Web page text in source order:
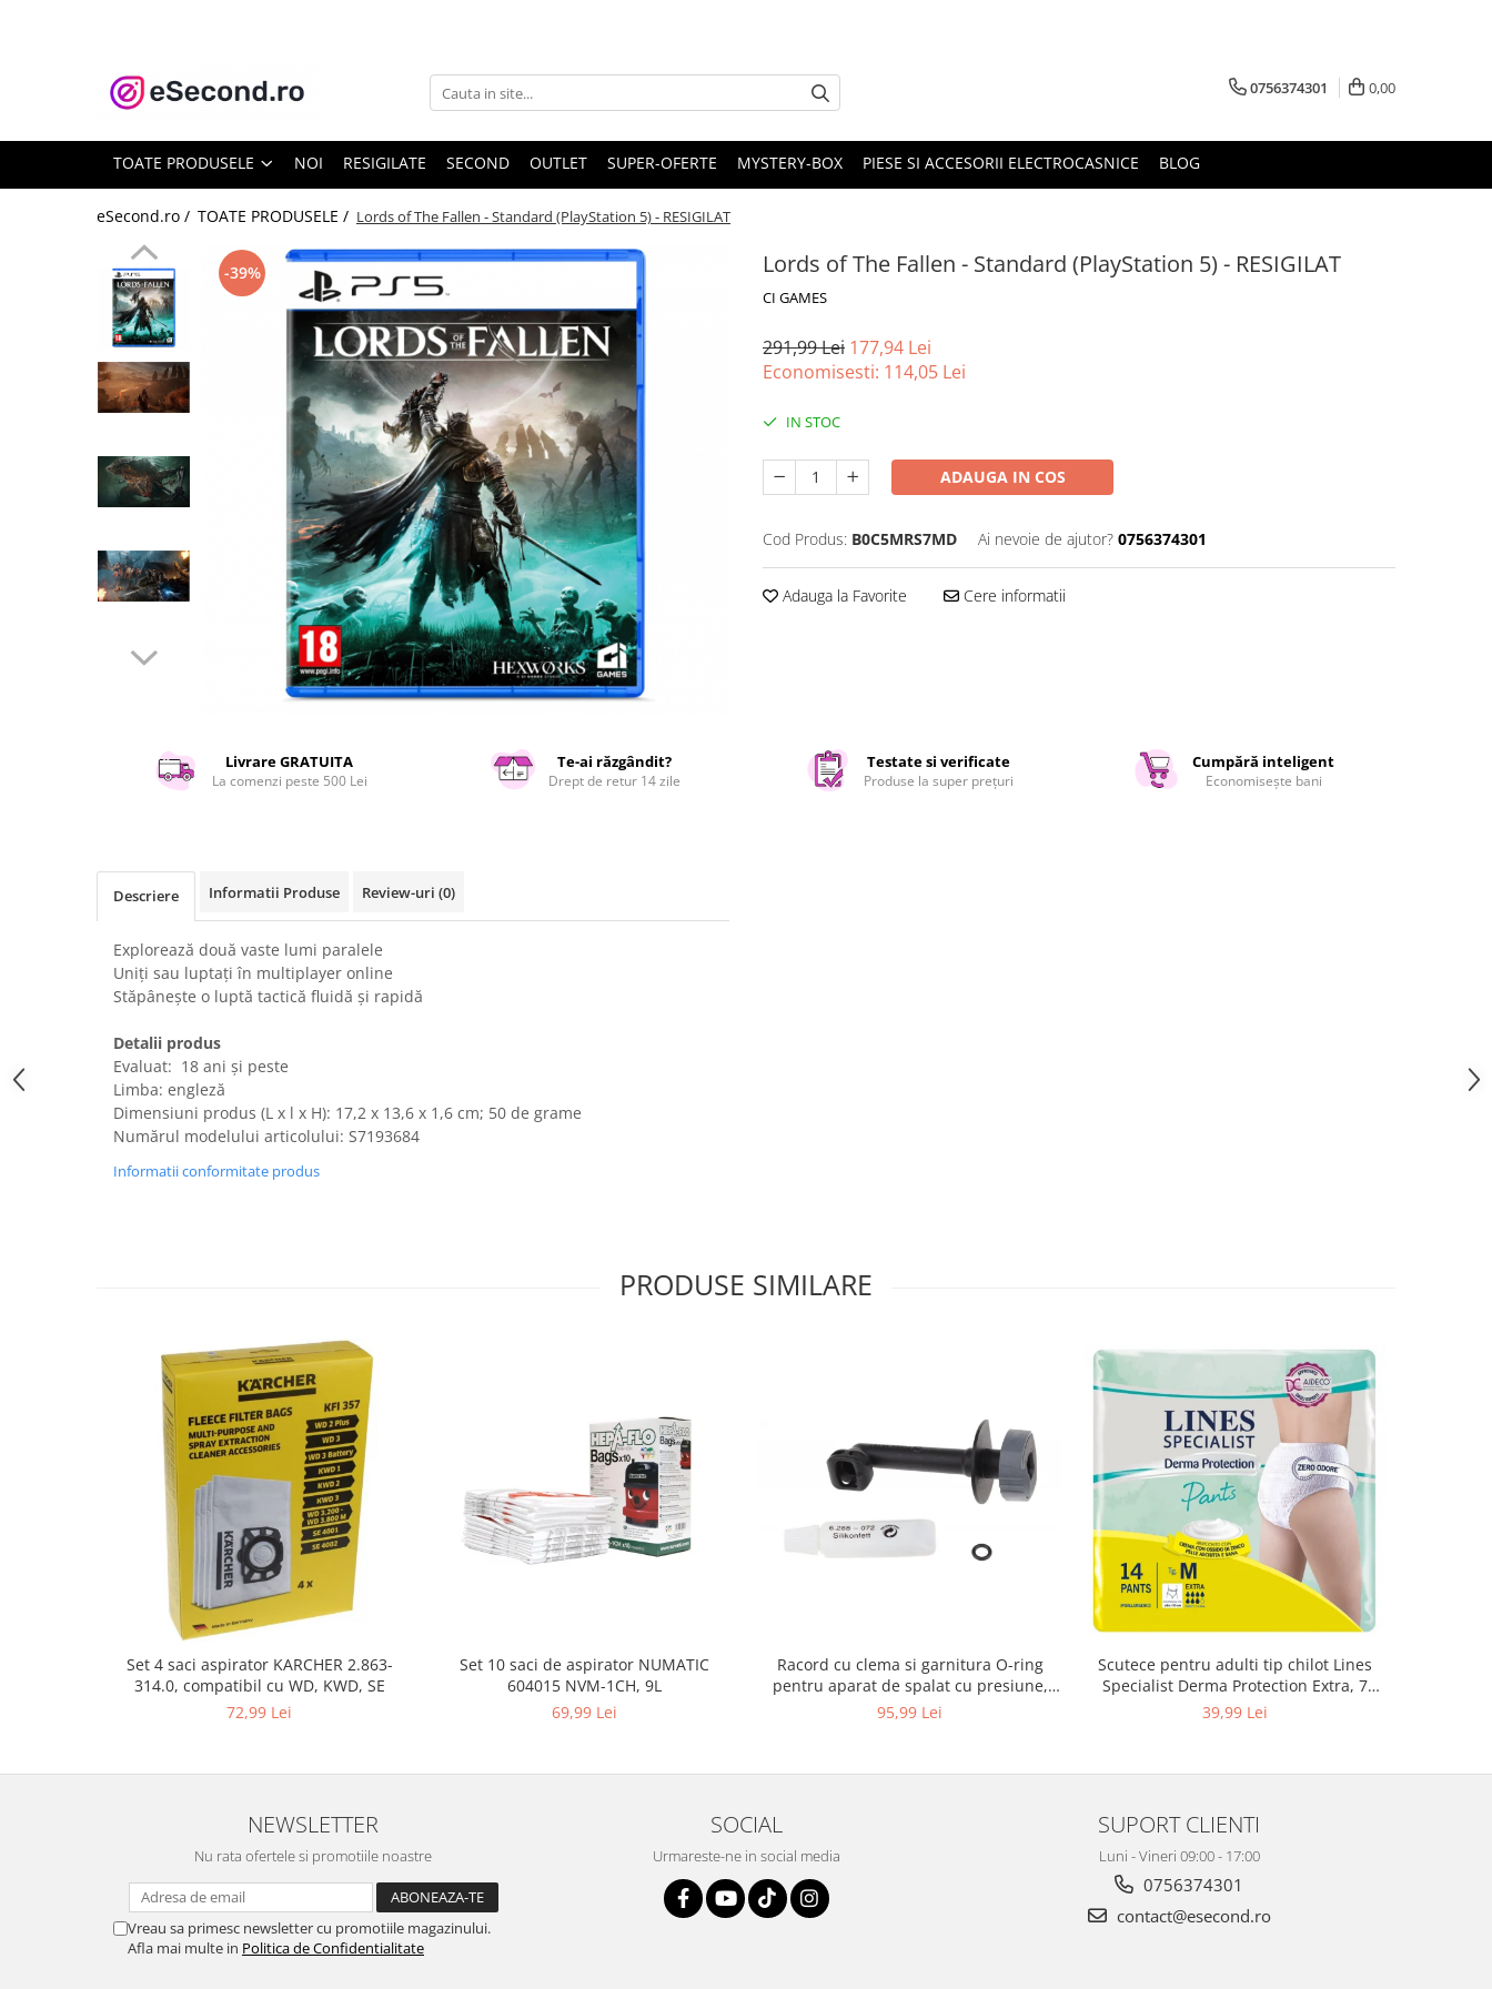
TOATE PRODUSELE
Accesorii Auto
Covorase auto
Echipamente pentru Atelier
Electronice Auto
Intretinere & Cosmetica auto
Trotinete electrice
Casa, Gradina & Bricolaj
Bucatarie & Servire
Curatenie si intretinere
Hobby-uri creative
Mobila gradina & terasa
Mobila Living & Dining
Scule electrice si unelte
Sisteme Incalzire
Textile si covoare
Utilaje si materiale de constructii
Laptop, Tablete & Telefoane
Accesorii tablete
Laptopuri si Accesorii
Telefoane Mobile & accesorii
Aragaze si cuptoare cu microunde
Climatizare & sisteme de incalzire
Electrocasnice pentru Bucatarie
Fiare de calcat si masini de cusut
Ceasuri barbatesti
Cutii, curele si accesorii ceasuri
Genti si accesorii femei
Imbracaminte si Incaltaminte copii
Incaltaminte barbati
Incaltaminte femei
Ochelari de soare
0756374301 0,00
TOATE PRODUSELE NOI RESIGILATE SECOND OUTLET SUPER-OFERTE MYSTERY-BOX PIESE SI ACCESORII ELECTROCASNICE BLOG
eSecond.ro / TOATE PRODUSELE / Lords of The Fallen - Standard (PlayStation 5) - RESIGILAT
Lords of The Fallen - Standard (PlayStation 5) - RESIGILAT
CI GAMES
-39%
291,99 Lei 177,94 Lei
Economisesti: 114,05 Lei
IN STOC
ADAUGA IN COS
Cod Produs: B0C5MRS7MD Ai nevoie de ajutor? 0756374301
Adauga la Favorite Cere informatii
Livrare GRATUITA
La comenzi peste 500 Lei
Te-ai răzgândit?
Drept de retur 14 zile
Testate si verificate
Produse la super prețuri
Cumpără inteligent
Economisește bani
Descriere Informatii Produse Review-uri (0)
Explorează două vaste lumi paralele
Uniți sau luptați în multiplayer online
Stăpânește o luptă tactică fluidă și rapidă
Detalii produs
Evaluat: ‎ 18 ani și peste
Limba: engleză
Dimensiuni produs (L x l x H): 17,2 x 13,6 x 1,6 cm; 50 de grame
Numărul modelului articolului: S7193684
Informatii conformitate produs
PRODUSE SIMILARE
Set 4 saci aspirator KARCHER 2.863-
314.0, compatibil cu WD, KWD, SE
72,99 Lei
Set 10 saci de aspirator NUMATIC
604015 NVM-1CH, 9L
69,99 Lei
Racord cu clema si garnitura O-ring
pentru aparat de spalat cu presiune,
KARCHER 4.064-047.0, K2, K3, K4
95,99 Lei
Scutece pentru adulti tip chilot Lines
Specialist Derma Protection Extra, 7
picaturi, marimea M, 14 bucati
39,99 Lei
NEWSLETTER
Nu rata ofertele si promotiile noastre
Vreau sa primesc newsletter cu promotiile magazinului.
Afla mai multe in Politica de Confidentialitate
SOCIAL
Urmareste-ne in social media
SUPORT CLIENTI
Luni - Vineri 09:00 - 17:00
0756374301
contact@esecond.ro